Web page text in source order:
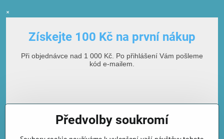
×
Získejte 100 Kč na první nákup
Při objednávce nad 1 000 Kč. Po přihlášení Vám pošleme
kód e-mailem.
Předvolby soukromí